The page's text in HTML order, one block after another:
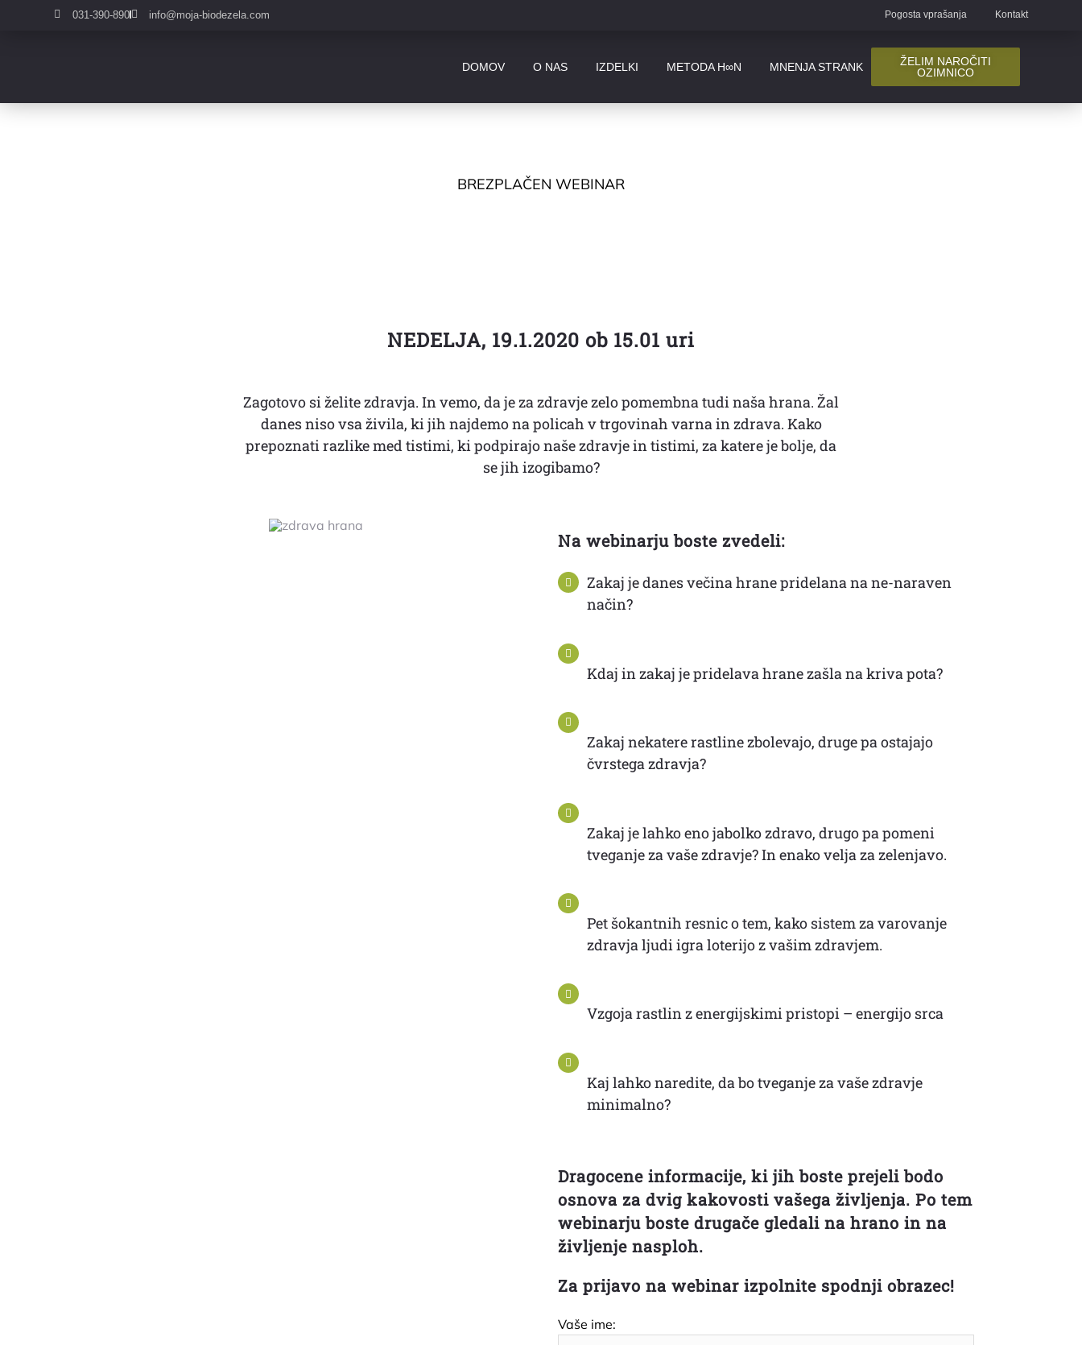
031-390-890 info@moja-biodezela.com Pogosta vprašanja Kontakt
DOMOV O NAS IZDELKI METODA H∞N MNENJA STRANK
ŽELIM NAROČITI
OZIMNICO
BREZPLAČEN WEBINAR
NEDELJA, 19.1.2020 ob 15.01 uri
Zagotovo si želite zdravja. In vemo, da je za zdravje zelo pomembna tudi naša hrana. Žal
danes niso vsa živila, ki jih najdemo na policah v trgovinah varna in zdrava. Kako
prepoznati razlike med tistimi, ki podpirajo naše zdravje in tistimi, za katere je bolje, da
se jih izogibamo?
Na webinarju boste zvedeli:
Zakaj je danes večina hrane pridelana na ne-naraven
način?
Kdaj in zakaj je pridelava hrane zašla na kriva pota?
Zakaj nekatere rastline zbolevajo, druge pa ostajajo
čvrstega zdravja?
Zakaj je lahko eno jabolko zdravo, drugo pa pomeni
tveganje za vaše zdravje? In enako velja za zelenjavo.
Pet šokantnih resnic o tem, kako sistem za varovanje
zdravja ljudi igra loterijo z vašim zdravjem.
Vzgoja rastlin z energijskimi pristopi – energijo srca
Kaj lahko naredite, da bo tveganje za vaše zdravje
minimalno?
Dragocene informacije, ki jih boste prejeli bodo
osnova za dvig kakovosti vašega življenja. Po tem
webinarju boste drugače gledali na hrano in na
življenje nasploh.
Za prijavo na webinar izpolnite spodnji obrazec!
Vaše ime: